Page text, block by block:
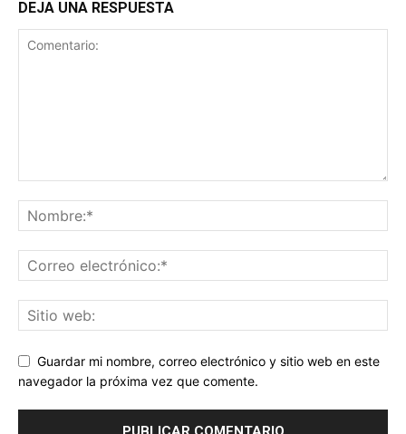
DEJA UNA RESPUESTA
Guardar mi nombre, correo electrónico y sitio web en este
navegador la próxima vez que comente.